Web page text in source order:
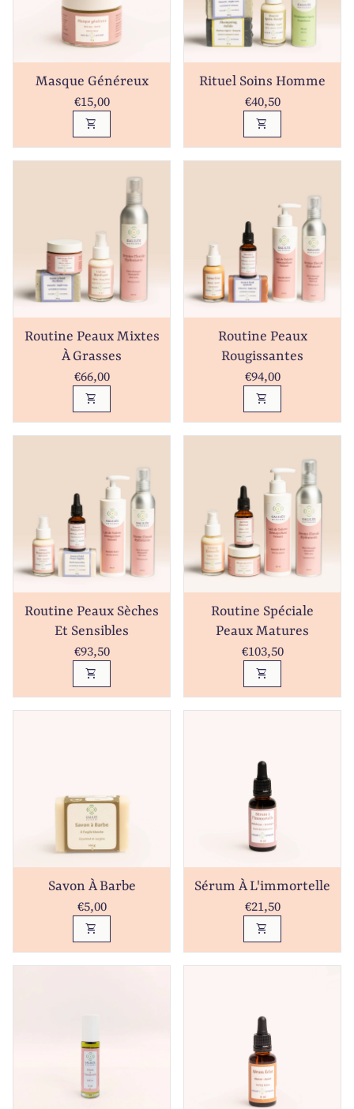
Masque Généreux
Prix normal
€15,00
shopping_cart
Rituel Soins Homme
Prix normal
€40,50
shopping_cart
Routine Peaux Mixtes
À Grasses
Prix normal
€66,00
shopping_cart
Routine Peaux
Rougissantes
Prix normal
€94,00
shopping_cart
Routine Peaux Sèches
Et Sensibles
Prix normal
€93,50
shopping_cart
Routine Spéciale
Peaux Matures
Prix normal
€103,50
shopping_cart
Savon À Barbe
Prix normal
€5,00
shopping_cart
Sérum À L'immortelle
Prix normal
€21,50
shopping_cart